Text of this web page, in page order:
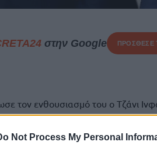
Not Process My Personal
στην Google ΠΡΟΣΘΕΣΕ
τον ενθουσιασμό του ο Τζάνι
φιλάθλων στα γήπεδα
διοργάνωσης. Παρά τις έντονες
των εισιτηρίων, ο πρόεδρος της